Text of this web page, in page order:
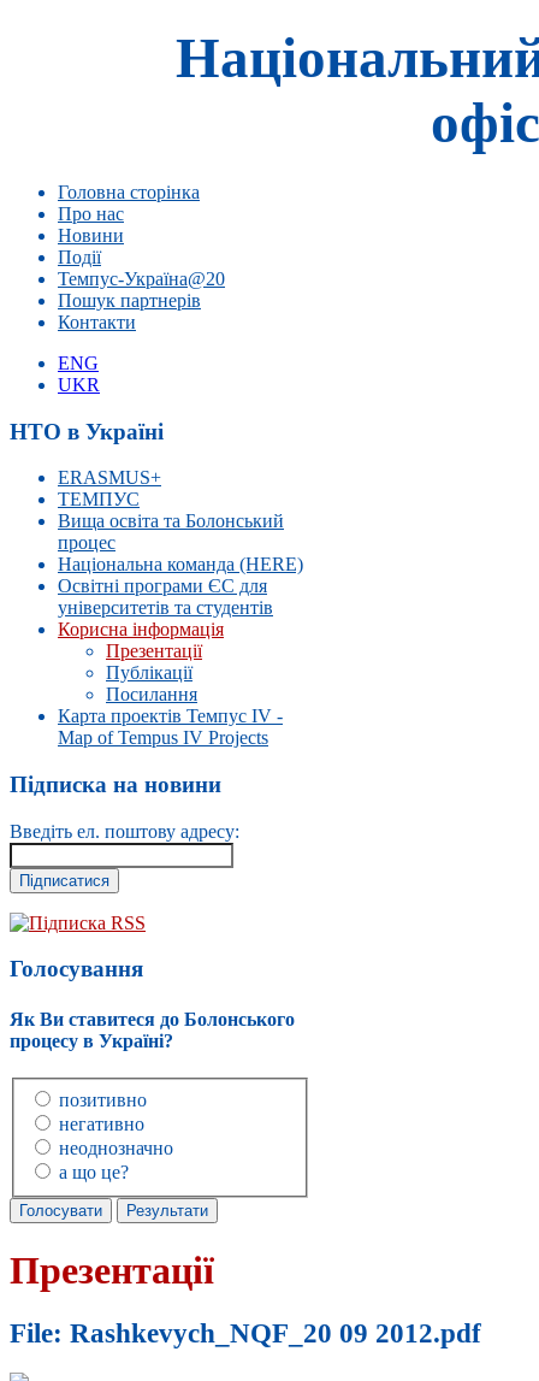
Головна сторінка
Про нас
Новини
Події
Темпус-Україна@20
Пошук партнерів
Контакти
ENG
UKR
НТО в Україні
ERASMUS+
ТЕМПУС
Вища освіта та Болонський
процес
Національна команда (HERE)
Освітні програми ЄС для
університетів та студентів
Корисна інформація
Презентації
Публікації
Посилання
Карта проектів Темпус IV -
Map of Tempus IV Projects
Підписка на новини
Введіть ел. поштову адресу:
Підписка RSS
Голосування
Як Ви ставитеся до Болонського
процесу в Україні?
позитивно
негативно
неоднозначно
а що це?
Презентації
File: Rashkevych_NQF_20 09 2012.pdf